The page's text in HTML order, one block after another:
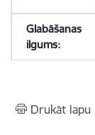
Drukāt lapu